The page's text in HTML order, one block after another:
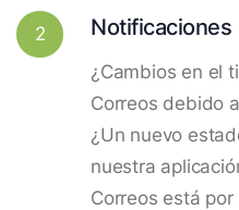
2 Notificaciones
¿Cambios en el
Correos debido
¿Un nuevo
nuestra
Correos está por